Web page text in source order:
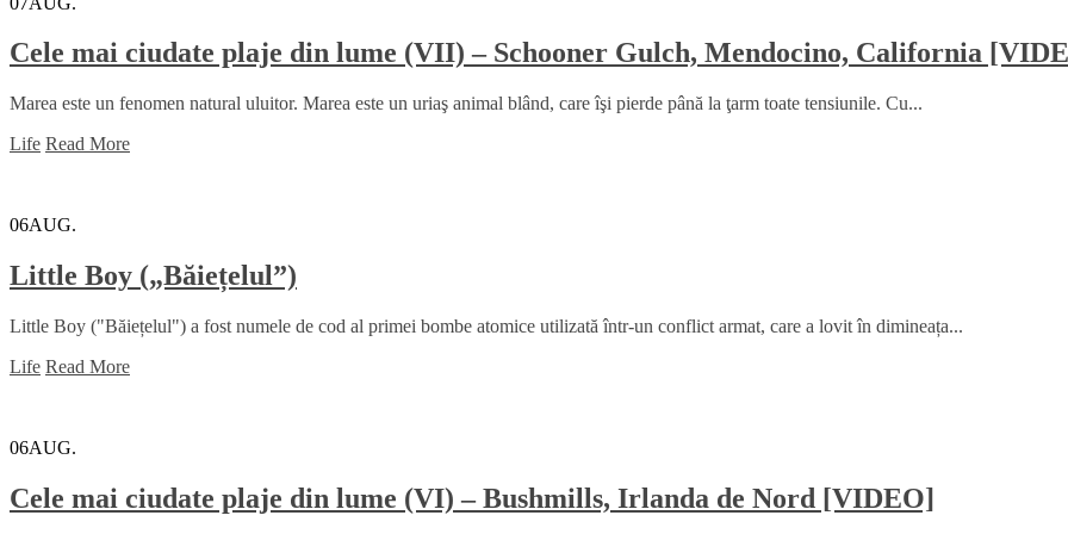
Cele mai ciudate plaje din lume (VII) – Schooner Gulch, Mendocino, California
Marea este un fenomen natural uluitor. Marea este un uriaş animal blând, care îşi pierde până la ţarm toate tensiunile. Cu...
Life Read More
06AUG.
Little Boy („Băiețelul”)
Little Boy ("Băiețelul") a fost numele de cod al primei bombe atomice utilizată într-un conflict armat, care a lovit în dimineața...
Life Read More
06AUG.
Cele mai ciudate plaje din lume (VI) – Bushmills, Irlanda de Nord [VIDEO]